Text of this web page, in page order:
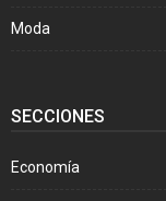
Moda
SECCIONES
Economía